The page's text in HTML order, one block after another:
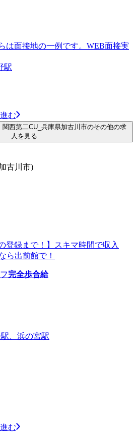
は面接地の一例です。WEB面接実
駅
む
西第二CU_兵庫県加古川市のその他の求
人を見る
古川市)
登録まで！】スキマ時間で収入
ら出前館で！
完全歩合給
、浜の宮駅
む